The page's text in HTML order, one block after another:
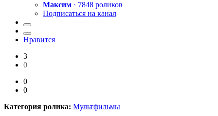
Максим · 7848 роликов
Подписаться на канал
Нравится
3
0
0
0
Категория ролика: Мультфильмы